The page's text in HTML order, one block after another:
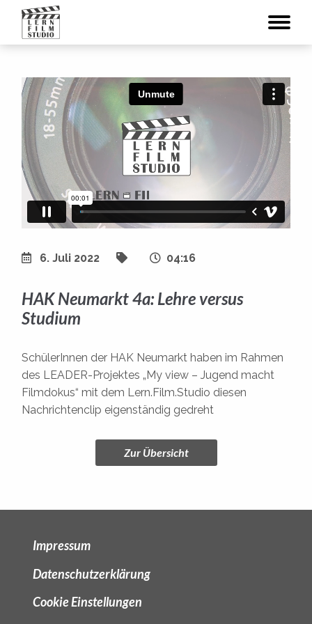
SchülerInnen der HAK Neumarkt haben im Rahmen
des LEADER-Projektes „My view – Jugend macht
Filmdokus“ mit dem Lern.Film.Studio diesen
Nachrichtenclip eigenständig gedreht
Zur Übersicht
6. Juli 2022 04:16
HAK Neumarkt 4a: Lehre versus
Studium
Impressum
Datenschutzerklärung
Cookie Einstellungen